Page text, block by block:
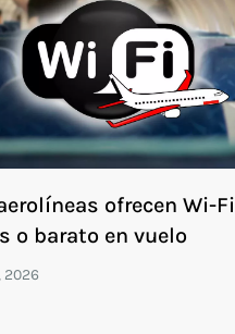
ofrecen Wi-Fi
o barato en vuelo